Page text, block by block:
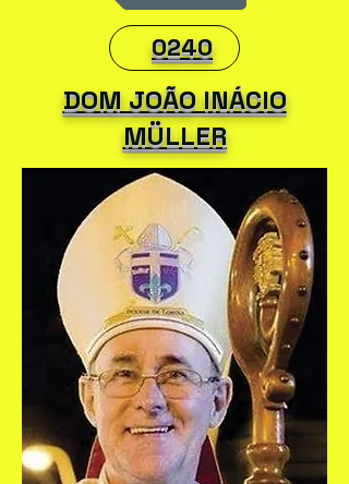
0240
DOM JOÃO INÁCIO
MÜLLER